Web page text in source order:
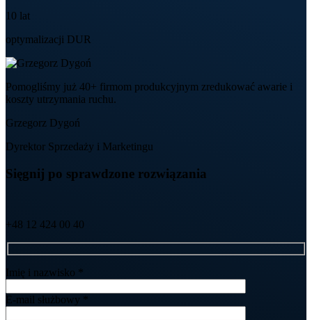
10 lat
optymalizacji DUR
Pomogliśmy już 40+ firmom produkcyjnym zredukować awarie i
koszty utrzymania ruchu.
Grzegorz Dygoń
Dyrektor Sprzedaży i Marketingu
Sięgnij po sprawdzone rozwiązania
+48 12 424 00 40
Imię i nazwisko *
E-mail służbowy *